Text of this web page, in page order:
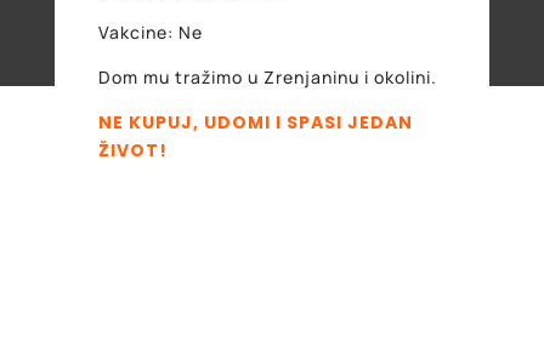
Vakcine: Ne
Dom mu tražimo u Zrenjaninu i okolini.
NE KUPUJ, UDOMI I SPASI JEDAN
ŽIVOT!